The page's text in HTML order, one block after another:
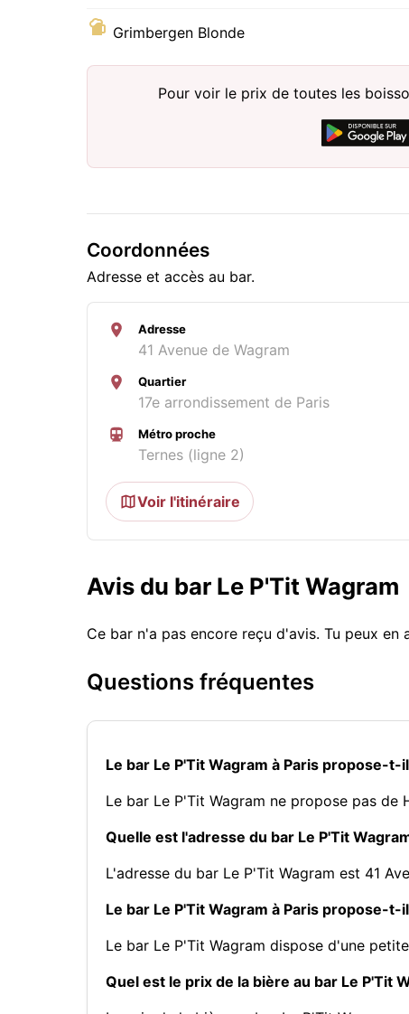
Grimbergen Blonde
Pour voir le prix de toutes les
Coordonnées
Adresse et accès au bar.
Adresse
41 Avenue de Wagram
Quartier
17e arrondissement de Paris
Métro proche
Ternes (ligne 2)
Voir l'itinéraire
Avis du bar Le P'Tit Wagram
Ce bar n'a pas encore reçu d'avis. Tu peux
Questions fréquentes
Le bar Le P'Tit Wagram à Paris propose-t-
Le bar Le P'Tit Wagram ne propose pas de
Quelle est l'adresse du bar Le P'Tit
L'adresse du bar Le P'Tit Wagram est 41
Le bar Le P'Tit Wagram à Paris propose-t-
Le bar Le P'Tit Wagram dispose d'une
Quel est le prix de la bière au bar Le P'Tit